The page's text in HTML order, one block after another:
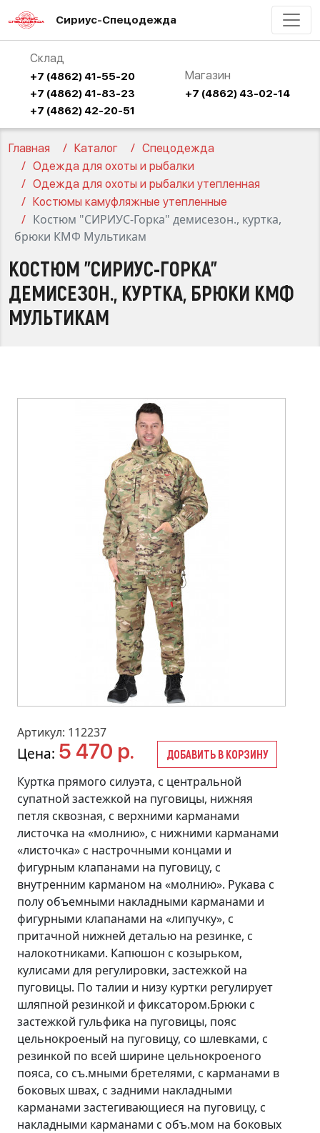
Сириус-Спецодежда
Склад
+7 (4862) 41-55-20
+7 (4862) 41-83-23
+7 (4862) 42-20-51
Магазин
+7 (4862) 43-02-14
Главная Каталог
Спецодежда
Одежда для охоты и рыбалки
Одежда для охоты и рыбалки утепленная
Костюмы камуфляжные утепленные
Костюм "СИРИУС-Горка" демисезон., куртка,
брюки КМФ Мультикам
КОСТЮМ "СИРИУС-ГОРКА"
ДЕМИСЕЗОН., КУРТКА, БРЮКИ КМФ
МУЛЬТИКАМ
Артикул: 112237
Цена: 5 470 р. ДОБАВИТЬ В КОРЗИНУ
Куртка прямого силуэта, с центральной
супатной застежкой на пуговицы, нижняя
петля сквозная, с верхними карманами
листочка на «молнию», с нижними карманами
«листочка» с настрочными концами и
фигурным клапанами на пуговицу, с
внутренним карманом на «молнию». Рукава с
полу объемными накладными карманами и
фигурными клапанами на «липучку», с
притачной нижней деталью на резинке, с
налокотниками. Капюшон с козырьком,
кулисами для регулировки, застежкой на
пуговицы. По талии и низу куртки регулирует
шляпной резинкой и фиксатором.Брюки с
застежкой гульфика на пуговицы, пояс
цельнокроеный на пуговицу, со шлевками, с
резинкой по всей ширине цельнокроеного
пояса, со съ.мными бретелями, с карманами в
боковых швах, с задними накладными
карманами застегивающиеся на пуговицу, с
накладными карманами с объ.мом на боковых